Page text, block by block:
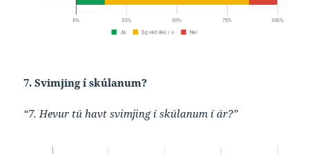
7. Svimjing í skúlanum?
“7. Hevur tú havt svimjing í skúlanum í ár?”